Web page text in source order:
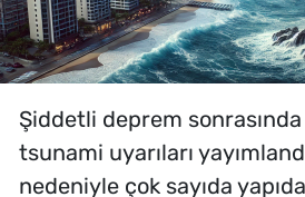
Şiddetli deprem
tsunami uyarıları
nedeniyle çok sayıda